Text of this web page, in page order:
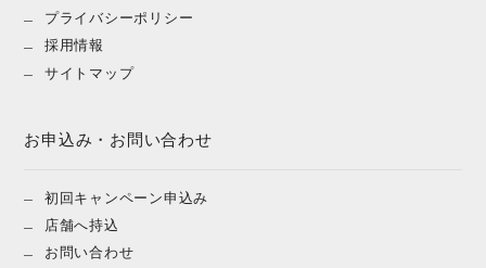
プライバシーポリシー
採用情報
サイトマップ
お申込み・お問い合わせ
初回キャンペーン申込み
店舗へ持込
お問い合わせ